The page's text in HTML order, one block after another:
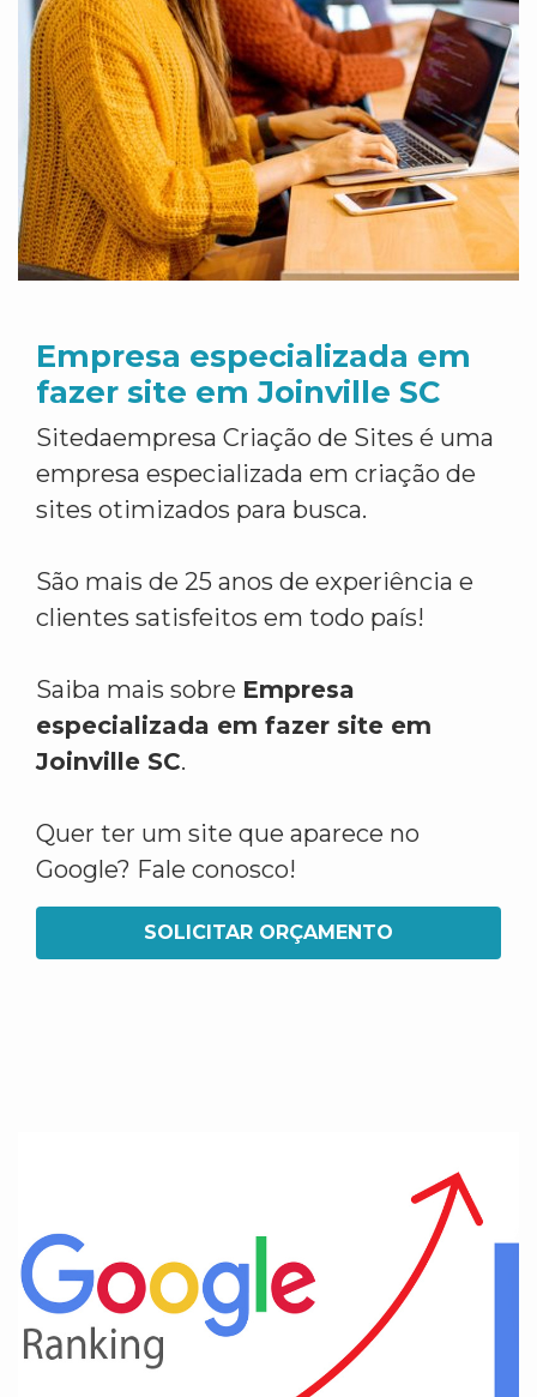
Empresa especializada em
fazer site em Joinville SC
Sitedaempresa Criação de Sites é uma
empresa especializada em criação de
sites otimizados para busca.
São mais de 25 anos de experiência e
clientes satisfeitos em todo país!
Saiba mais sobre Empresa
especializada em fazer site em
Joinville SC.
Quer ter um site que aparece no
Google? Fale conosco!
SOLICITAR ORÇAMENTO